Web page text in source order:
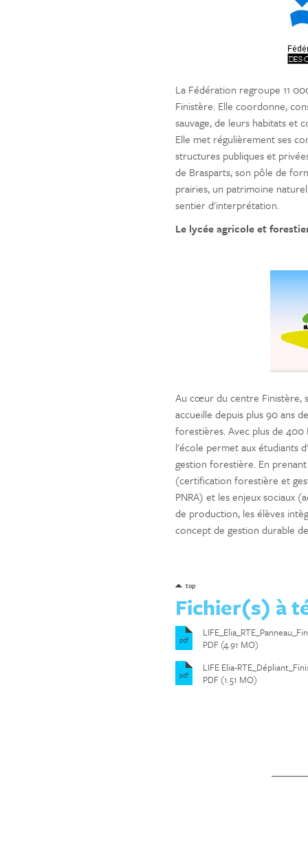
La Fédération regroupe 11
Finistère. Elle coordonne,
sauvage, de leurs habitats et
Elle met régulièrement ses
structures publiques et
de Brasparts, son pôle de
prairies, un patrimoine
sentier d'interprétation.
Le lycée agricole et
Au cœur du centre Finistère,
accueille depuis plus 90 ans
forestières. Avec plus de
l'école permet aux étudiants
gestion forestière. En
(certification forestière et
PNRA) et les enjeux sociaux
de production, les élèves
concept de gestion durable
top
Fichier(s) à
pdf
PDF (4.91 MO)
pdf
LIFE Elia-
PDF (1.51 MO)